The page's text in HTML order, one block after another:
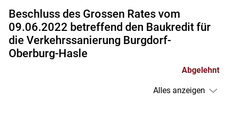
Beschluss des Grossen Rates vom
09.06.2022 betreffend den Baukredit für
die Verkehrssanierung Burgdorf-
Oberburg-Hasle
Abgelehnt
Alles anzeigen